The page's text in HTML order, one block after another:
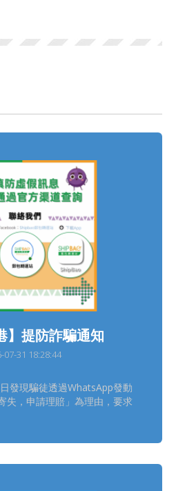
】提防詐騙通知
07-31 18:28:44
發現騙徒透過WhatsApp發動
失，申請理賠」為理由，要求
絡方式可在官網獲取